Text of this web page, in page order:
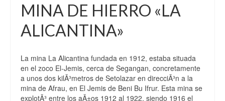
MINA DE HIERRO «LA
ALICANTINA»
La mina La Alicantina fundada en 1912, estaba situada
en el zoco El-Jemis, cerca de Segangan, concretamente
a unos dos kilÃ³metros de Setolazar en direcciÃ³n a la
mina de Afrau, en El Jemis de Beni Bu Ifrur. Esta mina se
explotÃ³ entre los aÃ±os 1912 al 1922, siendo 1916 el